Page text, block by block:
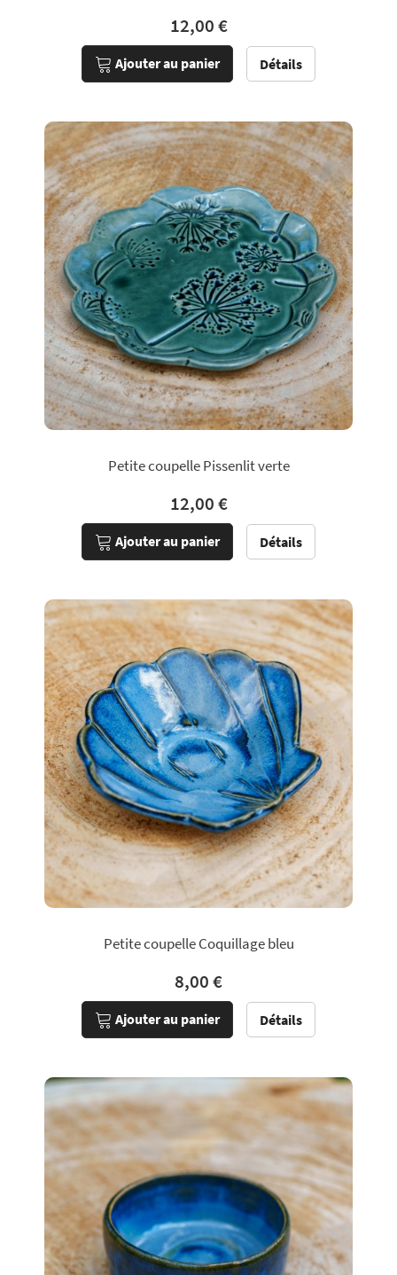
12,00 €
Ajouter au panier Détails
Petite coupelle Pissenlit verte
12,00 €
Ajouter au panier Détails
Petite coupelle Coquillage bleu
8,00 €
Ajouter au panier Détails